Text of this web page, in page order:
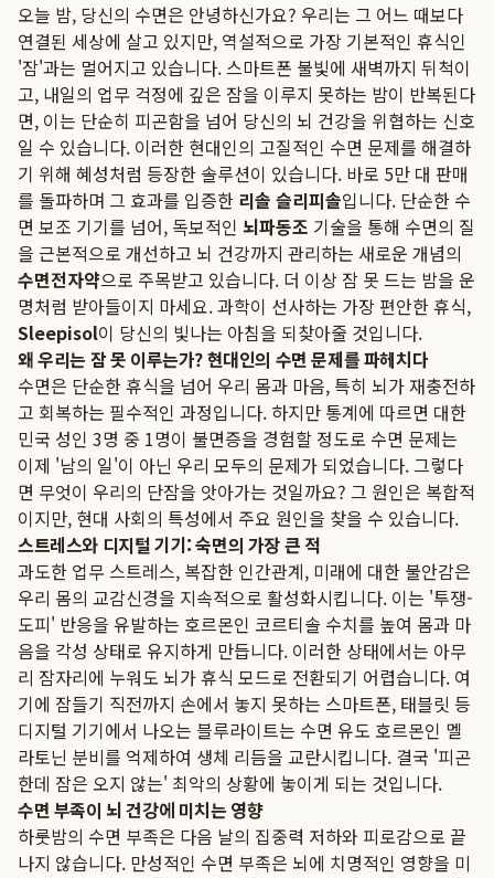
오늘 밤, 당신의 수면은 안녕하신가요? 우리는 그 어느 때보다
연결된 세상에 살고 있지만, 역설적으로 가장 기본적인 휴식인
'잠'과는 멀어지고 있습니다. 스마트폰 불빛에 새벽까지 뒤척이
고, 내일의 업무 걱정에 깊은 잠을 이루지 못하는 밤이 반복된다
면, 이는 단순히 피곤함을 넘어 당신의 뇌 건강을 위협하는 신호
일 수 있습니다. 이러한 현대인의 고질적인 수면 문제를 해결하
기 위해 혜성처럼 등장한 솔루션이 있습니다. 바로 5만 대 판매
를 돌파하며 그 효과를 입증한 리솔 슬리피솔입니다. 단순한 수
면 보조 기기를 넘어, 독보적인 뇌파동조 기술을 통해 수면의 질
을 근본적으로 개선하고 뇌 건강까지 관리하는 새로운 개념의
수면전자약으로 주목받고 있습니다. 더 이상 잠 못 드는 밤을 운
명처럼 받아들이지 마세요. 과학이 선사하는 가장 편안한 휴식,
Sleepisol이 당신의 빛나는 아침을 되찾아줄 것입니다.
왜 우리는 잠 못 이루는가? 현대인의 수면 문제를 파헤치다
수면은 단순한 휴식을 넘어 우리 몸과 마음, 특히 뇌가 재충전하
고 회복하는 필수적인 과정입니다. 하지만 통계에 따르면 대한
민국 성인 3명 중 1명이 불면증을 경험할 정도로 수면 문제는
이제 '남의 일'이 아닌 우리 모두의 문제가 되었습니다. 그렇다
면 무엇이 우리의 단잠을 앗아가는 것일까요? 그 원인은 복합적
이지만, 현대 사회의 특성에서 주요 원인을 찾을 수 있습니다.
스트레스와 디지털 기기: 숙면의 가장 큰 적
과도한 업무 스트레스, 복잡한 인간관계, 미래에 대한 불안감은
우리 몸의 교감신경을 지속적으로 활성화시킵니다. 이는 '투쟁-
도피' 반응을 유발하는 호르몬인 코르티솔 수치를 높여 몸과 마
음을 각성 상태로 유지하게 만듭니다. 이러한 상태에서는 아무
리 잠자리에 누워도 뇌가 휴식 모드로 전환되기 어렵습니다. 여
기에 잠들기 직전까지 손에서 놓지 못하는 스마트폰, 태블릿 등
디지털 기기에서 나오는 블루라이트는 수면 유도 호르몬인 멜
라토닌 분비를 억제하여 생체 리듬을 교란시킵니다. 결국 '피곤
한데 잠은 오지 않는' 최악의 상황에 놓이게 되는 것입니다.
수면 부족이 뇌 건강에 미치는 영향
하룻밤의 수면 부족은 다음 날의 집중력 저하와 피로감으로 끝
나지 않습니다. 만성적인 수면 부족은 뇌에 치명적인 영향을 미